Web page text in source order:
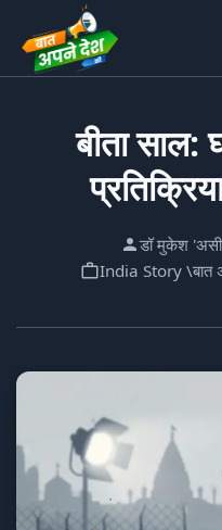
बीता साल:
डॉ मुकेश
India Story \बात